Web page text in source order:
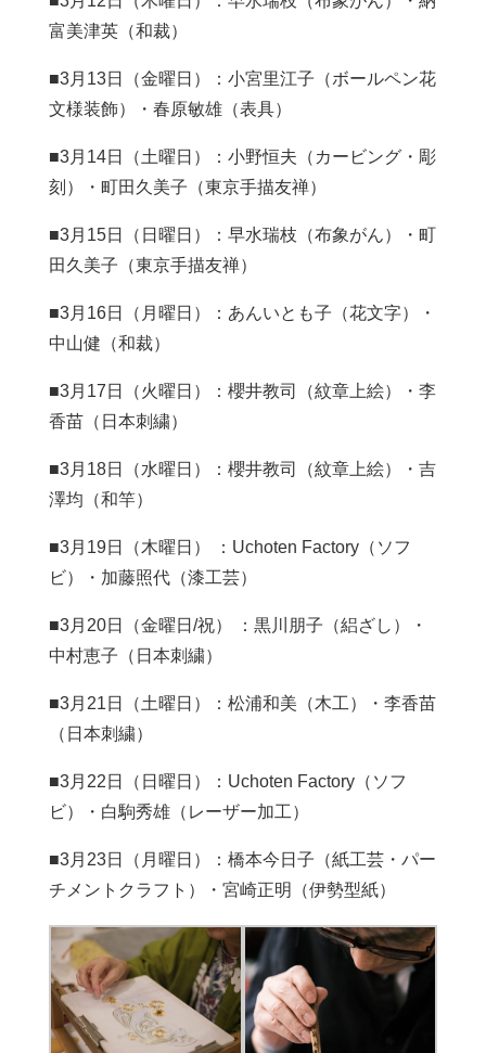
富美津英（和裁）
■3月13日（金曜日）：小宮里江子（ボールペン花
文様装飾）・春原敏雄（表具）
■3月14日（土曜日）：小野恒夫（カービング・彫
刻）・町田久美子（東京手描友禅）
■3月15日（日曜日）：早水瑞枝（布象がん）・町
田久美子（東京手描友禅）
■3月16日（月曜日）：あんいとも子（花文字）・
中山健（和裁）
■3月17日（火曜日）：櫻井教司（紋章上絵）・李
香苗（日本刺繍）
■3月18日（水曜日）：櫻井教司（紋章上絵）・吉
澤均（和竿）
■3月19日（木曜日） ：Uchoten Factory（ソフ
ビ）・加藤照代（漆工芸）
■3月20日（金曜日/祝） ：黒川朋子（絽ざし）・
中村恵子（日本刺繍）
■3月21日（土曜日）：松浦和美（木工）・李香苗
（日本刺繍）
■3月22日（日曜日）：Uchoten Factory（ソフ
ビ）・白駒秀雄（レーザー加工）
■3月23日（月曜日）：橋本今日子（紙工芸・パー
チメントクラフト）・宮崎正明（伊勢型紙）